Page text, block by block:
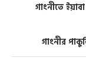
গাংনীতে
গাংনীর